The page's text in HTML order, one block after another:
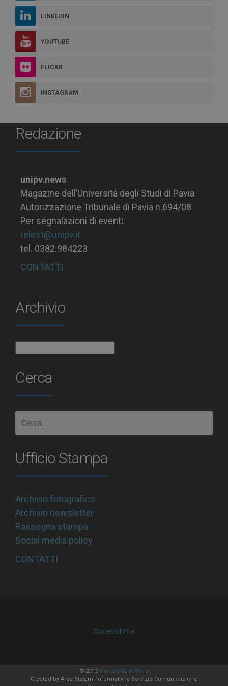
LINKEDIN
YOUTUBE
FLICKR
INSTAGRAM
Redazione
unipv.news
Magazine dell’Università degli Studi di Pavia
Autorizzazione Tribunale di Pavia n.694/08
Per segnalazioni di eventi:
relest@unipv.it
tel. 0382.984223
CONTATTI
Archivio
Cerca
Ufficio Stampa
Archivio fotografico
Archivio newsletter
Rassegna stampa
Social media policy
CONTATTI
Accessibilità
© 2019 Università di Pavia
Created by Area Sistemi Informativi e Servizio Comunicazione